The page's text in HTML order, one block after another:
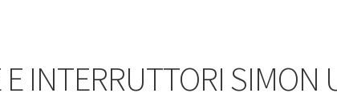
E INTERRUTTORI SIMON